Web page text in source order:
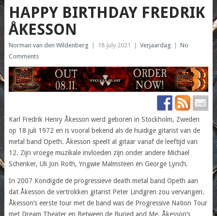
HAPPY BIRTHDAY FREDRIK
ÅKESSON
Norman van den Wildenberg 18 July 2021 Verjaardag
No
Comments
Karl Fredrik Henry Åkesson werd geboren in Stockholm, Zweden
op 18 juli 1972 en is vooral bekend als de huidige gitarist van de
metal band Opeth. Åkesson speelt al gitaar vanaf de leeftijd van
12. Zijn vroege muzikale invloeden zijn onder andere Michael
Schenker, Uli Jon Roth, Yngwie Malmsteen en George Lynch.
In 2007 Kondigde de progressieve death metal band Opeth aan
dat Åkesson de vertrokken gitarist Peter Lindgren zou vervangen.
Åkesson’s eerste tour met de band was de Progressive Nation Tour
met Dream Theater en Between de Buried and Me. Åkesson’s